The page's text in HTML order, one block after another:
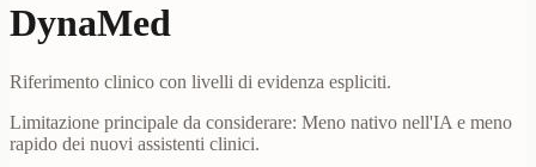
DynaMed
Riferimento clinico con livelli di evidenza espliciti.
Limitazione principale da considerare: Meno nativo nell'IA e meno
rapido dei nuovi assistenti clinici.